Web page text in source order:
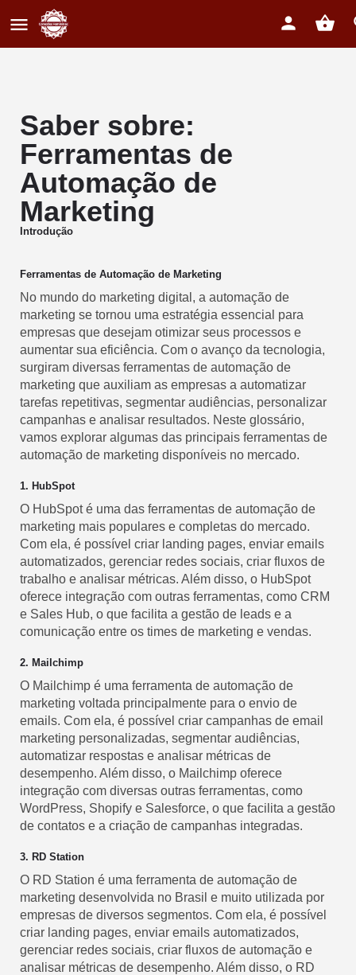
Saber sobre:
Ferramentas de
Automação de
Marketing
Introdução
Ferramentas de Automação de Marketing
No mundo do marketing digital, a automação de
marketing se tornou uma estratégia essencial para
empresas que desejam otimizar seus processos e
aumentar sua eficiência. Com o avanço da tecnologia,
surgiram diversas ferramentas de automação de
marketing que auxiliam as empresas a automatizar
tarefas repetitivas, segmentar audiências, personalizar
campanhas e analisar resultados. Neste glossário,
vamos explorar algumas das principais ferramentas de
automação de marketing disponíveis no mercado.
1. HubSpot
O HubSpot é uma das ferramentas de automação de
marketing mais populares e completas do mercado.
Com ela, é possível criar landing pages, enviar emails
automatizados, gerenciar redes sociais, criar fluxos de
trabalho e analisar métricas. Além disso, o HubSpot
oferece integração com outras ferramentas, como CRM
e Sales Hub, o que facilita a gestão de leads e a
comunicação entre os times de marketing e vendas.
2. Mailchimp
O Mailchimp é uma ferramenta de automação de
marketing voltada principalmente para o envio de
emails. Com ela, é possível criar campanhas de email
marketing personalizadas, segmentar audiências,
automatizar respostas e analisar métricas de
desempenho. Além disso, o Mailchimp oferece
integração com diversas outras ferramentas, como
WordPress, Shopify e Salesforce, o que facilita a gestão
de contatos e a criação de campanhas integradas.
3. RD Station
O RD Station é uma ferramenta de automação de
marketing desenvolvida no Brasil e muito utilizada por
empresas de diversos segmentos. Com ela, é possível
criar landing pages, enviar emails automatizados,
gerenciar redes sociais, criar fluxos de automação e
analisar métricas de desempenho. Além disso, o RD